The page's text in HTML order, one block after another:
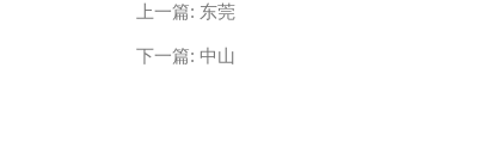
上一篇: 东莞
下一篇: 中山